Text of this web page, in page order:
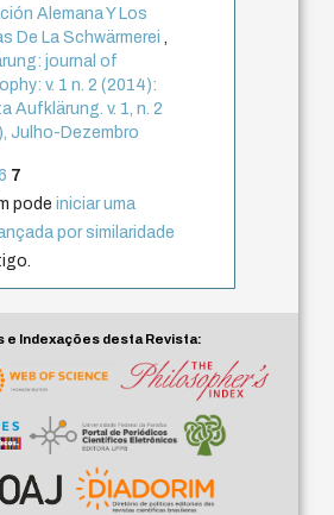
Alemana Y Los
De La Schwärmerei
journal of
v. 1 n. 2 (2014):
Aufklärung. v. 1, n. 2
Julho-Dezembro
7
podeiniciar uma
por similaridade
e Indexações desta Revista: